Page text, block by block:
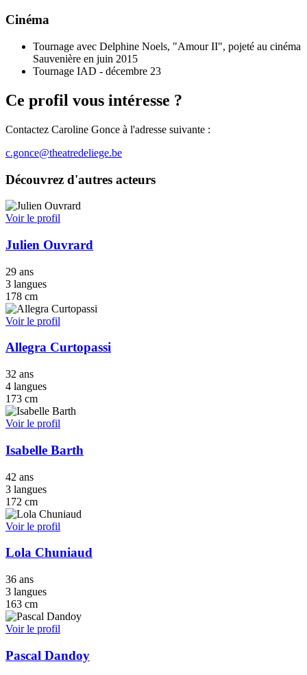
Cinéma
Tournage avec Delphine Noels, "Amour II", pojeté au cinéma
Sauvenière en juin 2015
Tournage IAD - décembre 23
Ce profil vous intéresse ?
Contactez Caroline Gonce à l'adresse suivante :
c.gonce@theatredeliege.be
Découvrez d'autres acteurs
Voir le profil
Julien Ouvrard
29 ans
3 langues
178 cm
Voir le profil
Allegra Curtopassi
32 ans
4 langues
173 cm
Voir le profil
Isabelle Barth
42 ans
3 langues
172 cm
Voir le profil
Lola Chuniaud
36 ans
3 langues
163 cm
Voir le profil
Pascal Dandoy